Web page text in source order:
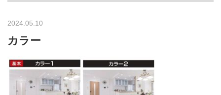
2024.05.10
カラー